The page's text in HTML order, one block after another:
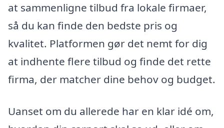
at sammenligne tilbud fra lokale firmaer,
så du kan finde den bedste pris og
kvalitet. Platformen gør det nemt for dig
at indhente flere tilbud og finde det rette
firma, der matcher dine behov og budget.
Uanset om du allerede har en klar idé om,